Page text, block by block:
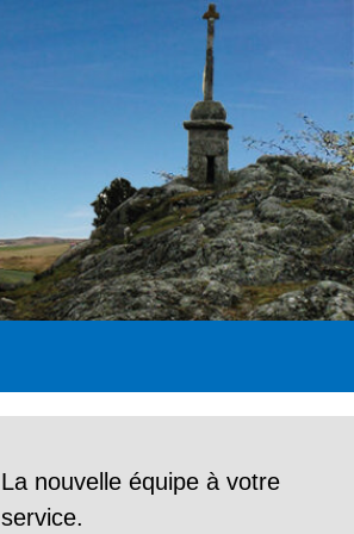
La nouvelle équipe à votre
service.